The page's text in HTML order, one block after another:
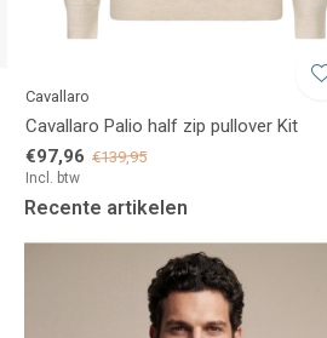
Cavallaro
Cavallaro Palio half zip pullover Kit
€97,96 €139,95
Incl. btw
Recente artikelen